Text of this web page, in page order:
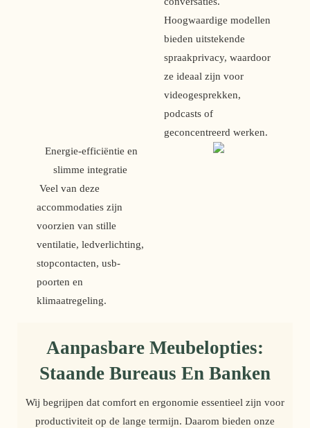
Hoogwaardige modellen
bieden uitstekende
spraakprivacy, waardoor
ze ideaal zijn voor
videogesprekken,
podcasts of
geconcentreerd werken.
slimme integratie
Veel van deze
accommodaties zijn
voorzien van stille
ventilatie, ledverlichting,
stopcontacten, usb-
poorten en
klimaatregeling.
Aanpasbare Meubelopties:
Staande Bureaus En Banken
Wij begrijpen dat comfort en ergonomie essentieel zijn voor
productiviteit op de lange termijn. Daarom bieden onze